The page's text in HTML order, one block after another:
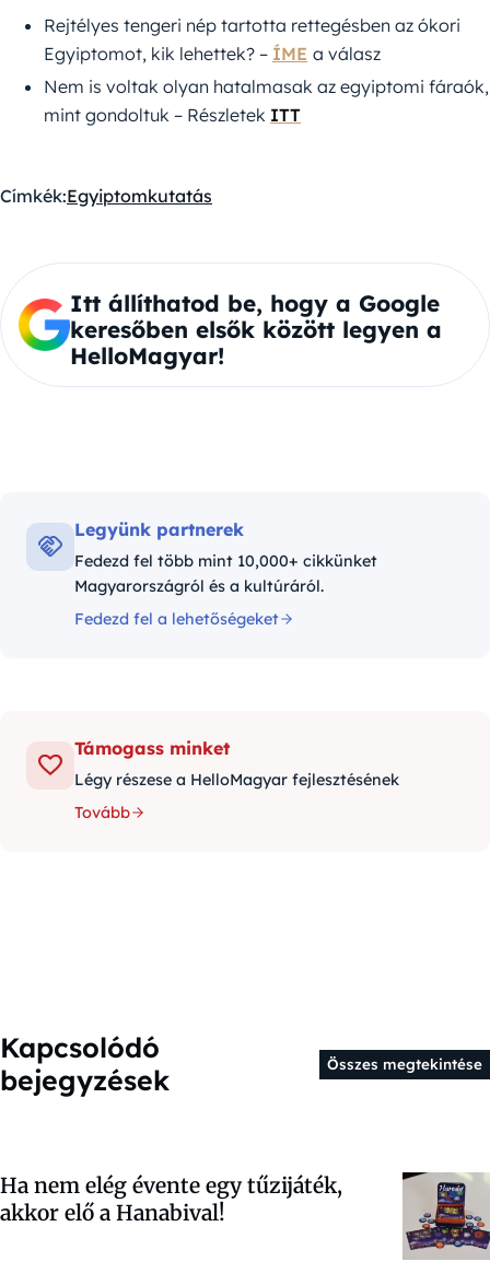
Rejtélyes tengeri nép tartotta rettegésben az ókori
Egyiptomot, kik lehettek? – ÍME a válasz
Nem is voltak olyan hatalmasak az egyiptomi fáraók,
mint gondoltuk – Részletek ITT
Címkék:Egyiptomkutatás
Itt állíthatod be, hogy a Google
keresőben elsők között legyen a
HelloMagyar!
Legyünk partnerek
Fedezd fel több mint 10,000+ cikkünket
Magyarországról és a kultúráról.
Fedezd fel a lehetőségeket
Támogass minket
Légy részese a HelloMagyar fejlesztésének
Tovább
Kapcsolódó
bejegyzések
Összes megtekintése
Ha nem elég évente egy tűzijáték,
akkor elő a Hanabival!